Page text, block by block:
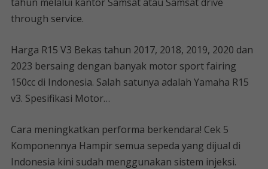
through service.
Harga R15 V3 Bekas tahun 2017, 2018, 2019, 2020 dan
2023 bersaing dengan banyak motor sport fairing
150cc di Indonesia. Salah satunya adalah Yamaha R15
v3. Spesifikasi Motor…
Cara meningkatkan performa berkendara! Cek 5
Komponennya Hampir semua sepeda yang dijual di
Indonesia kini sudah menggunakan sistem injeksi.